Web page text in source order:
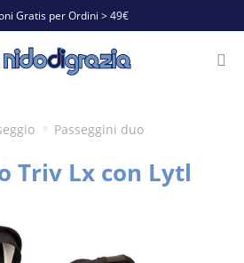
Gratis per Ordini > 49€
Passeggini duo
Triv Lx con Lytl